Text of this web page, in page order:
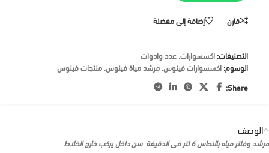
قارن إضافة إلى مفضلة
التصنيفات:اكسسوارات,عدد وادوات
الوسوم:اكسسوارات فينوس,مرشد مياة فينوس,منتجات فينوس
Share:
الوصف
مرشد وفلتر مياه بالنحاس 6 لتر فى الدقيقة سن داخل يركب خارج الخلاط